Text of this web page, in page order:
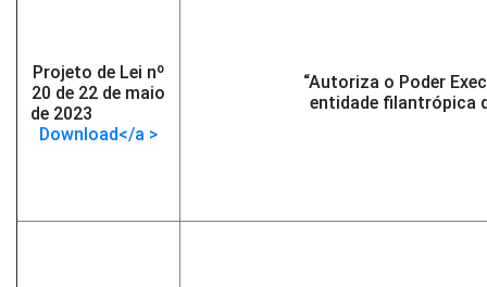
Projeto de Lei nº
20 de 22 de maio
de 2023
Download</a >
“Autoriza o Poder
entidade filantrópica